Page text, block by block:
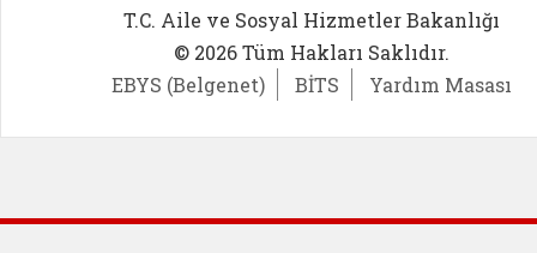
T.C. Aile ve Sosyal Hizmetler Bakanlığı
© 2026 Tüm Hakları Saklıdır.
EBYS (Belgenet)
BİTS Yardım Masası